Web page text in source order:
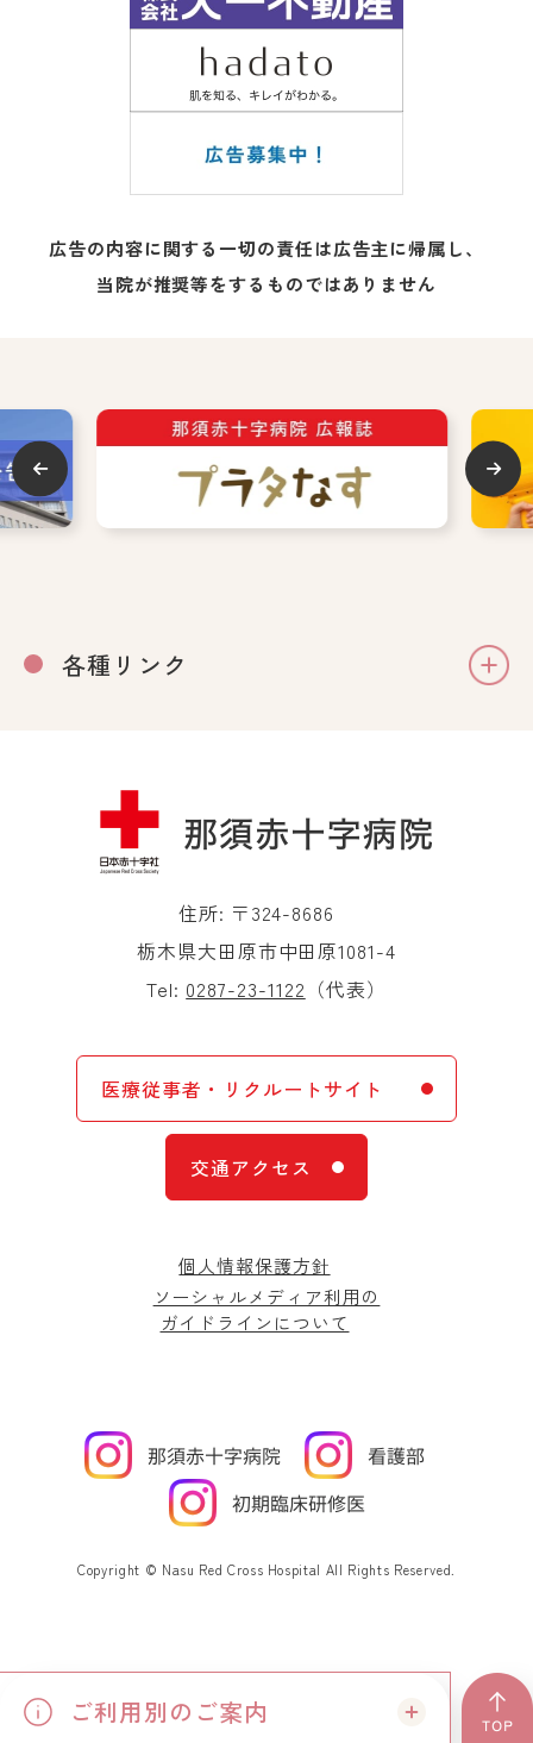
ご利用別のご案内
広告の内容に関する一切の責任は広告主に帰属し、
当院が推奨等をするものではありません
各種リンク
住所: 〒324-8686
栃木県大田原市中田原1081-4
Tel: 0287-23-1122 （代表）
医療従事者・リクルートサイト
交通アクセス
個人情報保護方針
ソーシャルメディア利用の
ガイドラインについて
Copyright © Nasu Red Cross Hospital All Rights Reserved.